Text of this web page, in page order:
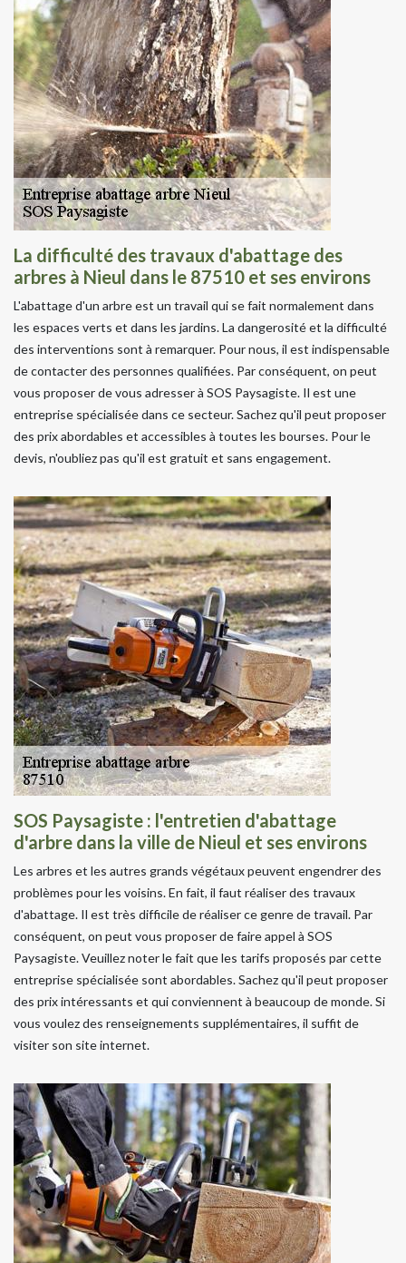
La difficulté des travaux d'abattage des
arbres à Nieul dans le 87510 et ses environs
L'abattage d'un arbre est un travail qui se fait normalement dans
les espaces verts et dans les jardins. La dangerosité et la difficulté
des interventions sont à remarquer. Pour nous, il est indispensable
de contacter des personnes qualifiées. Par conséquent, on peut
vous proposer de vous adresser à SOS Paysagiste. Il est une
entreprise spécialisée dans ce secteur. Sachez qu'il peut proposer
des prix abordables et accessibles à toutes les bourses. Pour le
devis, n'oubliez pas qu'il est gratuit et sans engagement.
SOS Paysagiste : l'entretien d'abattage
d'arbre dans la ville de Nieul et ses environs
Les arbres et les autres grands végétaux peuvent engendrer des
problèmes pour les voisins. En fait, il faut réaliser des travaux
d'abattage. Il est très difficile de réaliser ce genre de travail. Par
conséquent, on peut vous proposer de faire appel à SOS
Paysagiste. Veuillez noter le fait que les tarifs proposés par cette
entreprise spécialisée sont abordables. Sachez qu'il peut proposer
des prix intéressants et qui conviennent à beaucoup de monde. Si
vous voulez des renseignements supplémentaires, il suffit de
visiter son site internet.